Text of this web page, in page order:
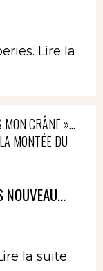
Lire la
MON CRÂNE »…
MONTÉE DU
NOUVEAU...
la suite